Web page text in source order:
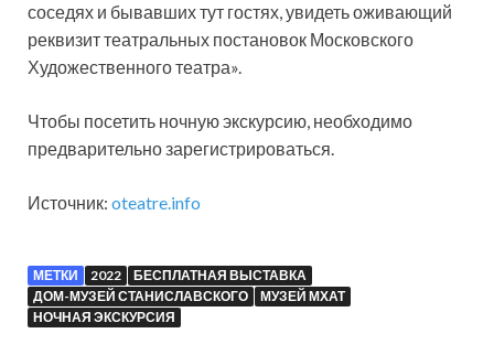
соседях и бывавших тут гостях, увидеть оживающий
реквизит театральных постановок Московского
Художественного театра».
Чтобы посетить ночную экскурсию, необходимо
предварительно зарегистрироваться.
Источник: oteatre.info
МЕТКИ 2022
БЕСПЛАТНАЯ ВЫСТАВКА
ДОМ-МУЗЕЙ СТАНИСЛАВСКОГО
МУЗЕЙ МХАТ
НОЧНАЯ ЭКСКУРСИЯ